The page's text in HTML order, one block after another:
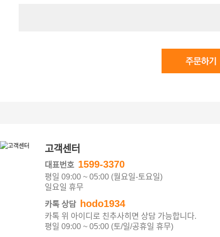
고객센터
대표번호 1599-3370
평일 09:00 ~ 05:00 (월요일-토요일)
일요일 휴무
카톡 상담
hodo1934
카톡 위 아이디로 친추사히면 상담 가능합니다.
평일 09:00 ~ 05:00 (토/일/공휴일 휴무)